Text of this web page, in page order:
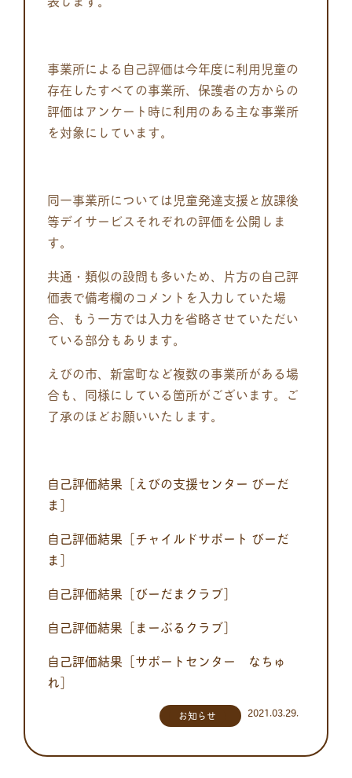
事業所による自己評価は今年度に利用児童の
存在したすべての事業所、保護者の方からの
評価はアンケート時に利用のある主な事業所
を対象にしています。
同一事業所については児童発達支援と放課後
等デイサービスそれぞれの評価を公開しま
す。
共通・類似の設問も多いため、片方の自己評
価表で備考欄のコメントを入力していた場
合、もう一方では入力を省略させていただい
ている部分もあります。
えびの市、新富町など複数の事業所がある場
合も、同様にしている箇所がございます。ご
了承のほどお願いいたします。
自己評価結果［えびの支援センター びーだ
ま］
自己評価結果［チャイルドサポート びーだ
ま］
自己評価結果［びーだまクラブ］
自己評価結果［まーぶるクラブ］
自己評価結果［サポートセンター なちゅ
れ］
2021.03.29.
お知らせ